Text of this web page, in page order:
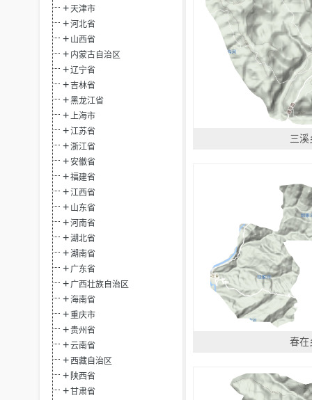
天津市
河北省
山西省
内蒙古自治区
辽宁省
吉林省
黑龙江省
上海市
江苏省
浙江省
安徽省
福建省
江西省
山东省
河南省
湖北省
湖南省
广东省
广西壮族自治区
海南省
重庆市
贵州省
云南省
西藏自治区
陕西省
甘肃省
三溪
春在